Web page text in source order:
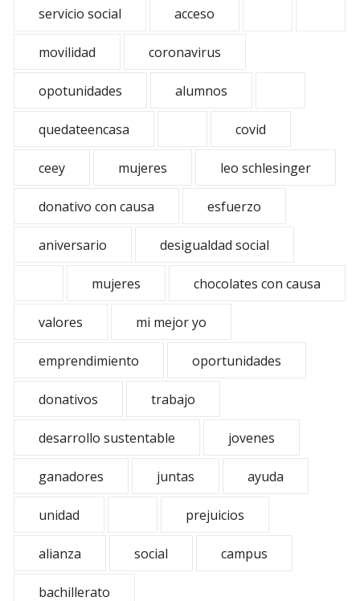
servicio social acceso
movilidad coronavirus
opotunidades alumnos
quedateencasa covid
ceey mujeres leo schlesinger
donativo con causa esfuerzo
aniversario desigualdad social
mujeres chocolates con causa
valores mi mejor yo
emprendimiento oportunidades
donativos trabajo
desarrollo sustentable jovenes
ganadores juntas ayuda
unidad prejuicios
alianza social campus
bachillerato